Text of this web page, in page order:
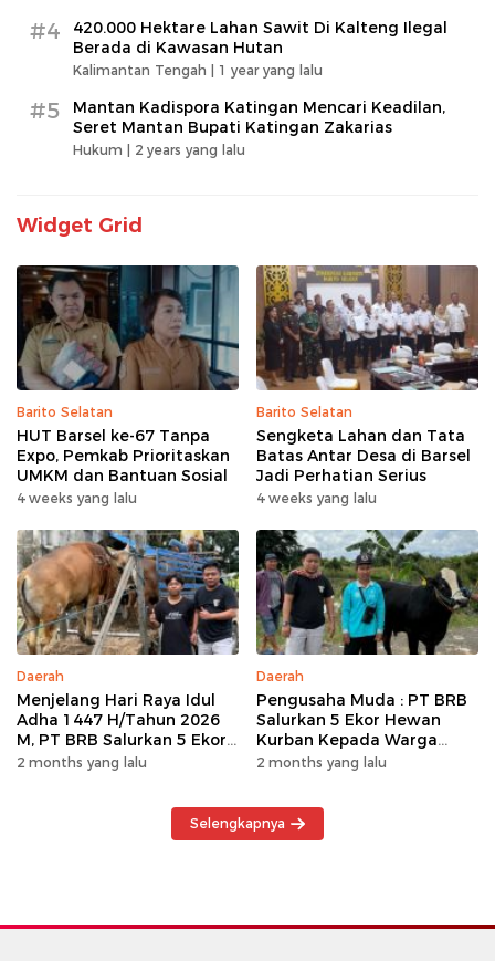
#4
420.000 Hektare Lahan Sawit Di Kalteng Ilegal
Berada di Kawasan Hutan
Kalimantan Tengah | 1 year yang lalu
#5
Mantan Kadispora Katingan Mencari Keadilan,
Seret Mantan Bupati Katingan Zakarias
Hukum | 2 years yang lalu
Widget Grid
Barito Selatan
HUT Barsel ke-67 Tanpa
Expo, Pemkab Prioritaskan
UMKM dan Bantuan Sosial
4 weeks yang lalu
Barito Selatan
Sengketa Lahan dan Tata
Batas Antar Desa di Barsel
Jadi Perhatian Serius
4 weeks yang lalu
Daerah
Menjelang Hari Raya Idul
Adha 1447 H/Tahun 2026
M, PT BRB Salurkan 5 Ekor
Hewan Kurban Kepada
2 months yang lalu
Daerah
Pengusaha Muda : PT BRB
Salurkan 5 Ekor Hewan
Kurban Kepada Warga
Khususnya Wilayah
2 months yang lalu
Selengkapnya